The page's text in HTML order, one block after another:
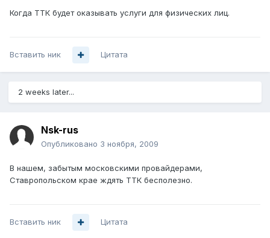
Когда ТТК будет оказывать услуги для физических лиц.
Вставить ник Цитата
2 weeks later...
Nsk-rus
Опубликовано 3 ноября, 2009
В нашем, забытым московскими провайдерами,
Ставропольском крае ждять ТТК бесполезно.
Вставить ник Цитата